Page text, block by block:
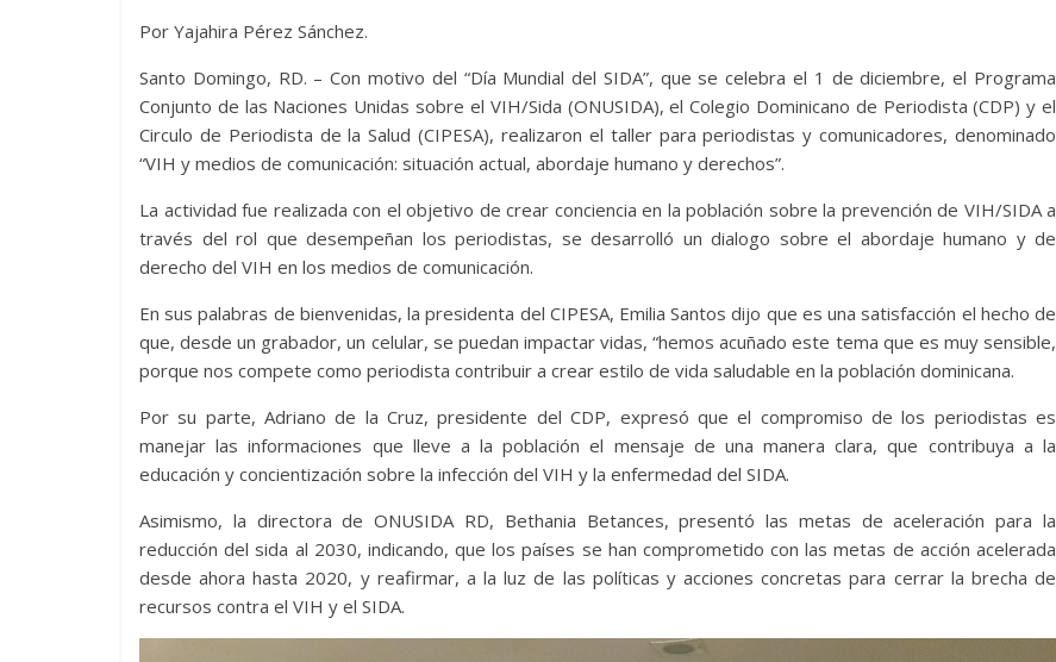
itt
er
at
s
A
p
p
d
di
t
e
b
o
o
k
e
n
g
er
p
e
gr
a
m
a
g
e
p
ar
ti
r
Por Yajahira Pérez Sánchez.
Santo Domingo, RD. – Con motivo del “Día Mundial del SIDA”, que se celebra el 1 de diciembre, el Programa
Conjunto de las Naciones Unidas sobre el VIH/Sida (ONUSIDA), el Colegio Dominicano de Periodista (CDP) y el
Circulo de Periodista de la Salud (CIPESA), realizaron el taller para periodistas y comunicadores, denominado
“VIH y medios de comunicación: situación actual, abordaje humano y derechos”.
La actividad fue realizada con el objetivo de crear conciencia en la población sobre la prevención de VIH/SIDA a
través del rol que desempeñan los periodistas, se desarrolló un dialogo sobre el abordaje humano y de
derecho del VIH en los medios de comunicación.
En sus palabras de bienvenidas, la presidenta del CIPESA, Emilia Santos dijo que es una satisfacción el hecho de
que, desde un grabador, un celular, se puedan impactar vidas, “hemos acuñado este tema que es muy sensible,
porque nos compete como periodista contribuir a crear estilo de vida saludable en la población dominicana.
Por su parte, Adriano de la Cruz, presidente del CDP, expresó que el compromiso de los periodistas es
manejar las informaciones que lleve a la población el mensaje de una manera clara, que contribuya a la
educación y concientización sobre la infección del VIH y la enfermedad del SIDA.
Asimismo, la directora de ONUSIDA RD, Bethania Betances, presentó las metas de aceleración para la
reducción del sida al 2030, indicando, que los países se han comprometido con las metas de acción acelerada
desde ahora hasta 2020, y reafirmar, a la luz de las políticas y acciones concretas para cerrar la brecha de
recursos contra el VIH y el SIDA.